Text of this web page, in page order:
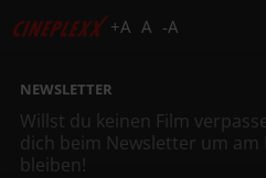
+A A -A
English
NEWSLETTER
Willst du keinen Film
dich beim Newsletter um am
bleiben!